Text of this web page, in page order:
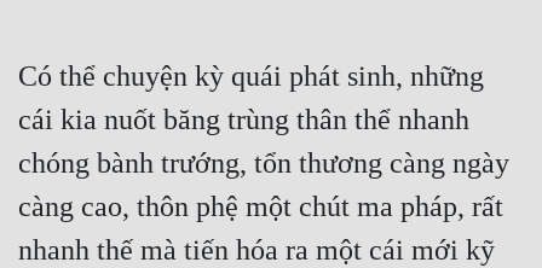
Có thể chuyện kỳ quái phát sinh, những
cái kia nuốt băng trùng thân thể nhanh
chóng bành trướng, tổn thương càng ngày
càng cao, thôn phệ một chút ma pháp, rất
nhanh thế mà tiến hóa ra một cái mới kỹ